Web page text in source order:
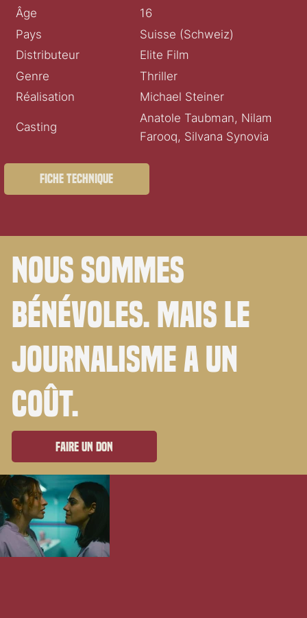
Âge
16
Pays
Suisse (Schweiz)
Distributeur
Elite Film
Genre
Thriller
Réalisation
Michael Steiner
Casting
Anatole Taubman, Nilam
Farooq, Silvana Synovia
Fiche technique
Nous sommes
bénévoles. Mais le
journalisme a un
coût.
Faire un don